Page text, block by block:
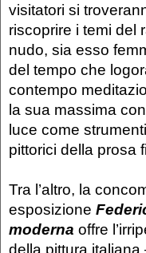
visitatori si
riscoprire i temi del
nudo, sia esso
del tempo che
contempo
la sua massima
luce come
pittorici della prosa
Tra l’altro, la
esposizione
moderna offre
della pittura